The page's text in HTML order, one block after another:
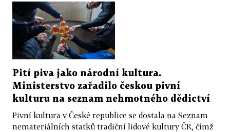
Pití piva jako národní kultura.
Ministerstvo zařadilo českou pivní
kulturu na seznam nehmotného dědictví
Pivní kultura v České republice se dostala na Seznam
nemateriálních statků tradiční lidové kultury ČR, čímž